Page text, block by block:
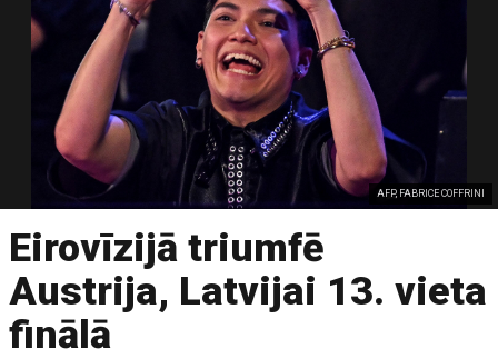
AFP, FABRICE COFFRINI
Eirovīzijā triumfē
Austrija, Latvijai 13. vieta
finālā